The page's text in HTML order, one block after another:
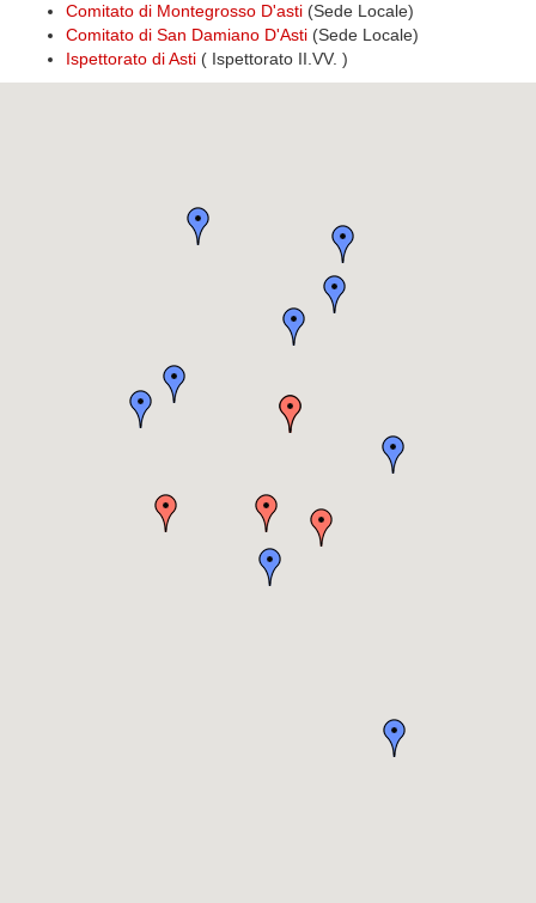
Comitato di Montegrosso D'asti (Sede Locale)
Comitato di San Damiano D'Asti (Sede Locale)
Ispettorato di Asti ( Ispettorato II.VV. )